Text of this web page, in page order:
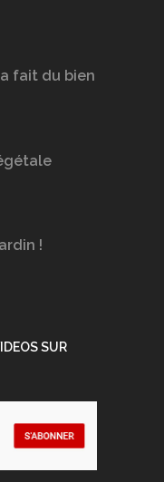
fait du bien
!
SUR